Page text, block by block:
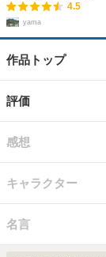
4.5
yama
作品トップ
評価
感想
キャラクター
名言